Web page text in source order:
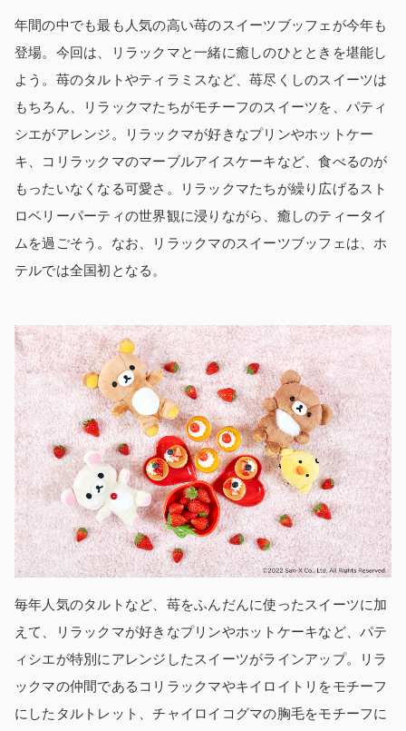
年間の中でも最も人気の高い苺のスイーツブッフェが今年も
登場。今回は、リラックマと一緒に癒しのひとときを堪能し
よう。苺のタルトやティラミスなど、苺尽くしのスイーツは
もちろん、リラックマたちがモチーフのスイーツを、パティ
シエがアレンジ。リラックマが好きなプリンやホットケー
キ、コリラックマのマーブルアイスケーキなど、食べるのが
もったいなくなる可愛さ。リラックマたちが繰り広げるスト
ロベリーパーティの世界観に浸りながら、癒しのティータイ
ムを過ごそう。なお、リラックマのスイーツブッフェは、ホ
テルでは全国初となる。
毎年人気のタルトなど、苺をふんだんに使ったスイーツに加
えて、リラックマが好きなプリンやホットケーキなど、パテ
ィシエが特別にアレンジしたスイーツがラインアップ。リラ
ックマの仲間であるコリラックマやキイロイトリをモチーフ
にしたタルトレット、チャイロイコグマの胸毛をモチーフに